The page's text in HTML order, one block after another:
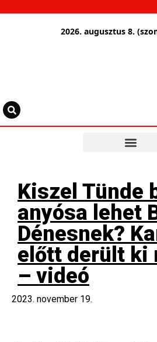
2026. augusztus 8.
Kiszel Tünde
anyósa lehet
Dénesnek?
előtt derült ki
– videó
2023. november 19.